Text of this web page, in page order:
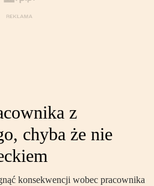
z
chyba że nie
konsekwencji wobec pracownika